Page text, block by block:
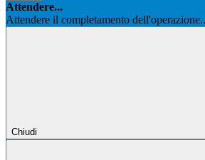
Attendere...
Attendere il completamento
Chiudi